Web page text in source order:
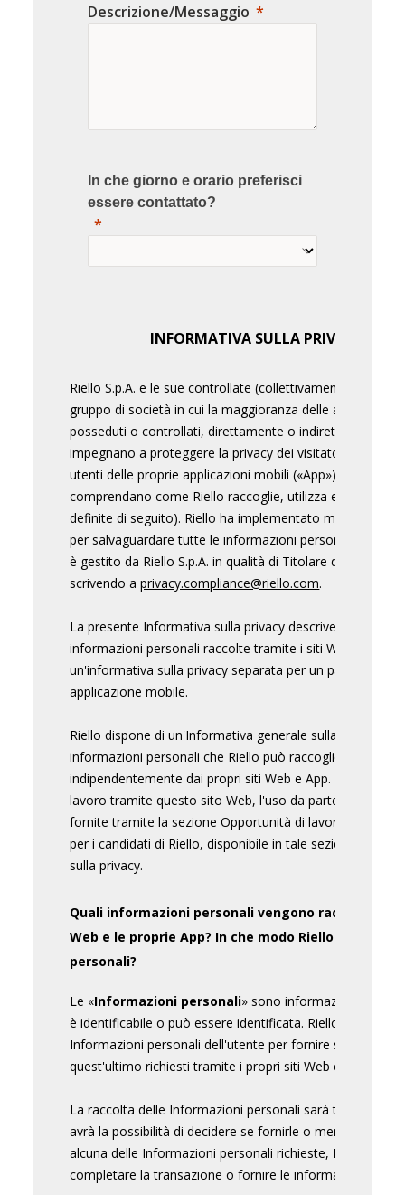
Descrizione/Messaggio
In che giorno e orario preferisci
essere contattato?
INFORMATIVA SULLA PRIVACY PER
Riello S.p.A. e le sue controllate (collettivamente,
gruppo di società in cui la maggioranza delle azioni e/o
posseduti o controllati, direttamente o indirettamente, da
impegnano a proteggere la privacy dei visitatori dei
utenti delle proprie applicazioni mobili («App»). È
comprendano come Riello raccoglie, utilizza e divulga
definite di seguito). Riello ha implementato misure
per salvaguardare tutte le informazioni personali che
è gestito da Riello S.p.A. in qualità di Titolare del
scrivendo a privacy.compliance@riello.com.
La presente Informativa sulla privacy descrive le pratiche
informazioni personali raccolte tramite i siti Web e le
un'informativa sulla privacy separata per un particolare
applicazione mobile.
Riello dispone di un'Informativa generale sulla privacy
informazioni personali che Riello può raccogliere ed
indipendentemente dai propri siti Web e App. In caso di
lavoro tramite questo sito Web, l'uso da parte di Riello
fornite tramite la sezione Opportunità di lavoro è
per i candidati di Riello, disponibile in tale sezione, e
sulla privacy.
Quali informazioni personali vengono raccolte da
Web e le proprie App? In che modo Riello
personali?
Le «Informazioni personali» sono informazioni
è identificabile o può essere identificata. Riello raccoglie,
Informazioni personali dell'utente per fornire servizi,
quest'ultimo richiesti tramite i propri siti Web e app.
La raccolta delle Informazioni personali sarà
avrà la possibilità di decidere se fornirle o meno. Se
alcuna delle Informazioni personali richieste, Riello
completare la transazione o fornire le informazioni, i